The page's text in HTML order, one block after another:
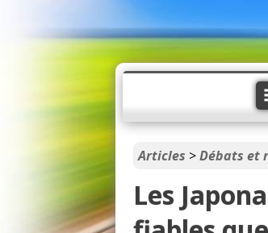
Articles >Débats et
Les